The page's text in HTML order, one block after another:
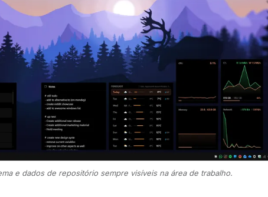
e dados de repositório sempre visíveis na área de trabalho.